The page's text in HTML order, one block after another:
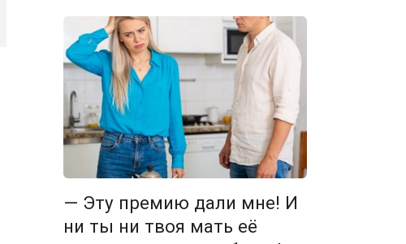
— Эту премию дали мне! И
ни ты ни твоя мать её